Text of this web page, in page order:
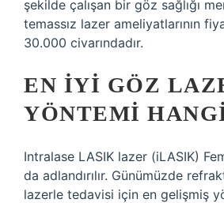
şekilde çalışan bir göz sağlığı
temassız lazer ameliyatlarının
30.000 civarındadır.
EN IYI GÖZ
YÖNTEMI
Intralase LASIK lazer (iLASIK)
da adlandırılır. Günümüzde
lazerle tedavisi için en gelişmiş